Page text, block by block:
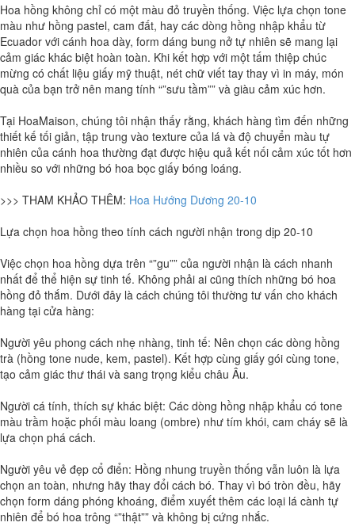
Hoa hồng không chỉ có một màu đỏ truyền thống. Việc lựa chọn tone
màu như hồng pastel, cam đất, hay các dòng hồng nhập khẩu từ
Ecuador với cánh hoa dày, form dáng bung nở tự nhiên sẽ mang lại
cảm giác khác biệt hoàn toàn. Khi kết hợp với một tấm thiệp chúc
mừng có chất liệu giấy mỹ thuật, nét chữ viết tay thay vì in máy, món
quà của bạn trở nên mang tính “”sưu tầm”” và giàu cảm xúc hơn.
Tại HoaMaison, chúng tôi nhận thấy rằng, khách hàng tìm đến những
thiết kế tối giản, tập trung vào texture của lá và độ chuyển màu tự
nhiên của cánh hoa thường đạt được hiệu quả kết nối cảm xúc tốt hơn
nhiều so với những bó hoa bọc giấy bóng loáng.
>>> THAM KHẢO THÊM: Hoa Hướng Dương 20-10
Lựa chọn hoa hồng theo tính cách người nhận trong dịp 20-10
Việc chọn hoa hồng dựa trên “”gu”” của người nhận là cách nhanh
nhất để thể hiện sự tinh tế. Không phải ai cũng thích những bó hoa
hồng đỏ thắm. Dưới đây là cách chúng tôi thường tư vấn cho khách
hàng tại cửa hàng:
Người yêu phong cách nhẹ nhàng, tinh tế: Nên chọn các dòng hồng
trà (hồng tone nude, kem, pastel). Kết hợp cùng giấy gói cùng tone,
tạo cảm giác thư thái và sang trọng kiểu châu Âu.
Người cá tính, thích sự khác biệt: Các dòng hồng nhập khẩu có tone
màu trầm hoặc phối màu loang (ombre) như tím khói, cam cháy sẽ là
lựa chọn phá cách.
Người yêu vẻ đẹp cổ điển: Hồng nhung truyền thống vẫn luôn là lựa
chọn an toàn, nhưng hãy thay đổi cách bó. Thay vì bó tròn đều, hãy
chọn form dáng phóng khoáng, điểm xuyết thêm các loại lá cành tự
nhiên để bó hoa trông “”thật”” và không bị cứng nhắc.